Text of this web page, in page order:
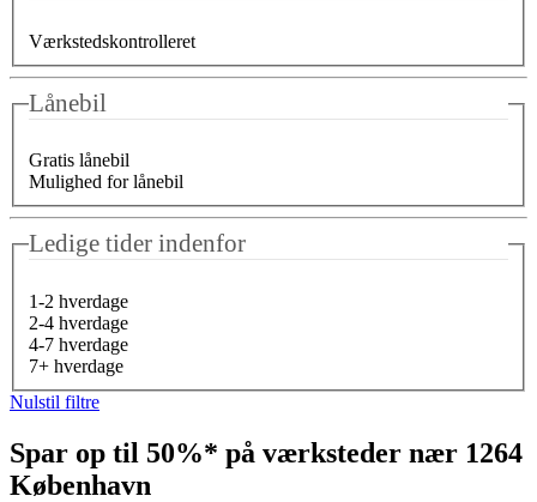
Værkstedskontrolleret
Lånebil
Gratis lånebil
Mulighed for lånebil
Ledige tider indenfor
1-2 hverdage
2-4 hverdage
4-7 hverdage
7+ hverdage
Nulstil filtre
Spar op til 50%* på værksteder nær 1264
København